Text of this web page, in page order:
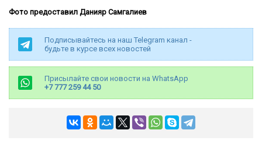
Фото предоставил Данияр Самгалиев
Подписывайтесь на наш Telegram канал -
будьте в курсе всех новостей
Присылайте свои новости на WhatsApp
+7 777 259 44 50